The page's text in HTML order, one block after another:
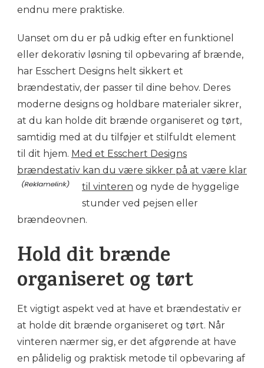
endnu mere praktiske.
Uanset om du er på udkig efter en funktionel
eller dekorativ løsning til opbevaring af brænde,
har Esschert Designs helt sikkert et
brændestativ, der passer til dine behov. Deres
moderne designs og holdbare materialer sikrer,
at du kan holde dit brænde organiseret og tørt,
samtidig med at du tilføjer et stilfuldt element
til dit hjem. Med et Esschert Designs
brændestativ kan du være sikker på at være klar
til vinteren og nyde de hyggelige
stunder ved pejsen eller
brændeovnen.
Hold dit brænde
organiseret og tørt
Et vigtigt aspekt ved at have et brændestativ er
at holde dit brænde organiseret og tørt. Når
vinteren nærmer sig, er det afgørende at have
en pålidelig og praktisk metode til opbevaring af